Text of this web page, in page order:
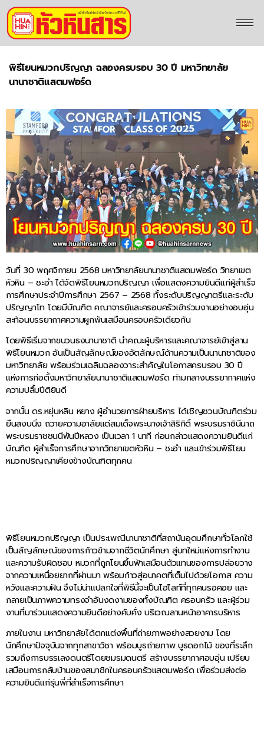
พิธีโยนหมวกปริญญา ฉลองครบรอบ 30 ปี มหาวิทยาลัย
นานาชาติแสตมฟอร์ด
วันที่ 30 พฤศจิกายน 2568 มหาวิทยาลัยนานาชาติแสตมฟอร์ด วิทยาเขต
หัวหิน – ชะอำ ได้จัดพิธีโยนหมวกปริญญา เพื่อแสดงความยินดีแก่ผู้สำเร็จ
การศึกษาประจำปีการศึกษา 2567 – 2568 ทั้งระดับปริญญาตรีและระดับ
ปริญญาโท โดยมีบัณฑิต คณาจารย์และครอบครัวเข้าร่วมงานอย่างอบอุ่น
สะท้อนบรรยากาศความผูกพันเสมือนครอบครัวเดียวกัน
โดยพิธีเริ่มจากขบวนธงนานาชาติ นำคณะผู้บริหารและคณาจารย์เข้าสู่ลาน
พิธีโยนหมวก อันเป็นสัญลักษณ์ของอัตลักษณ์ด้านความเป็นนานาชาติของ
มหาวิทยาลัย พร้อมร่วมเฉลิมฉลองวาระสำคัญในโอกาสครบรอบ 30 ปี
แห่งการก่อตั้งมหาวิทยาลัยนานาชาติแสตมฟอร์ด ท่ามกลางบรรยากาศแห่ง
ความปลื้มปีติยินดี
จากนั้น ดร.หยุ่นหลิน หยาง ผู้อำนวยการฝ่ายบริหาร ได้เชิญชวนบัณฑิตร่วม
ยืนสงบนิ่ง ถวายความอาลัยแด่สมเด็จพระนางเจ้าสิริกิติ์ พระบรมราชินีนาถ
พระบรมราชชนนีพันปีหลวง เป็นเวลา 1 นาที ก่อนกล่าวแสดงความยินดีแก่
บัณฑิต ผู้สำเร็จการศึกษาจากวิทยาเขตหัวหิน – ชะอำ และเข้าร่วมพิธีโยน
หมวกปริญญาเคียงข้างบัณฑิตทุกคน
พิธีโยนหมวกปริญญา เป็นประเพณีนานาชาติที่สถาบันอุดมศึกษาทั่วโลกใช้
เป็นสัญลักษณ์ของการก้าวข้ามจากชีวิตนักศึกษา สู่บทใหม่แห่งการทำงาน
และความรับผิดชอบ หมวกที่ถูกโยนขึ้นฟ้าเสมือนตัวแทนของการปล่อยวาง
จากความเหนื่อยยากที่ผ่านมา พร้อมก้าวสู่อนาคตที่เต็มไปด้วยโอกาส ความ
หวังและความฝัน จึงไม่น่าแปลกใจที่พิธีนี้จะเป็นไฮไลท์ที่ทุกคนรอคอย และ
กลายเป็นภาพความทรงจำอันงดงามของทั้งบัณฑิต ครอบครัว และผู้ร่วม
งานที่มาร่วมแสดงความยินดีอย่างคับคั่ง บริเวณลานหน้าอาคารบริหาร
ภายในงาน มหาวิทยาลัยได้ตกแต่งพื้นที่ถ่ายภาพอย่างสวยงาม โดย
นักศึกษาปัจจุบันจากทุกสาขาวิชา พร้อมบูธถ่ายภาพ บูธดอกไม้ ของที่ระลึก
รวมถึงการบรรเลงดนตรีโดยชมรมดนตรี สร้างบรรยากาศอบอุ่น เปรียบ
เสมือนการกลับบ้านของสมาชิกในครอบครัวแสตมฟอร์ด เพื่อร่วมส่งต่อ
ความยินดีแก่รุ่นพี่ที่สำเร็จการศึกษา